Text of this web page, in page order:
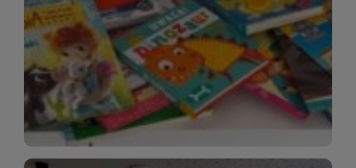
niemal każdego tygodnia! Dzięki tej zakładce
zawsze będziesz wiedzieć, co warto przeczytać
jako pierwsze.
WIĘCEJ